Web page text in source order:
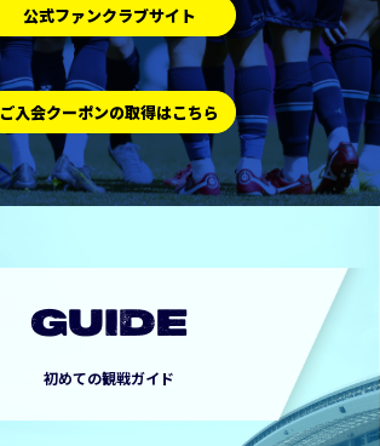
公式ファンクラブサイト
ご入会クーポンの取得はこちら
GUIDE
初めての観戦ガイド